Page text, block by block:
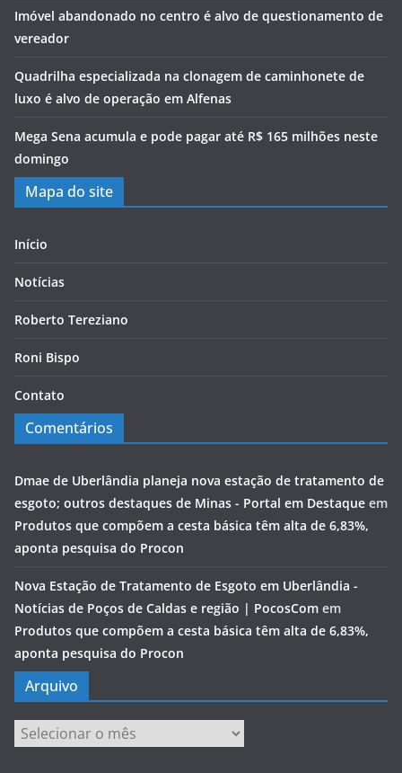
Imóvel abandonado no centro é alvo de questionamento de
vereador
Quadrilha especializada na clonagem de caminhonete de
luxo é alvo de operação em Alfenas
Mega Sena acumula e pode pagar até R$ 165 milhões neste
domingo
Mapa do site
Início
Notícias
Roberto Tereziano
Roni Bispo
Contato
Comentários
Dmae de Uberlândia planeja nova estação de tratamento de
esgoto; outros destaques de Minas - Portal em Destaque em
Produtos que compõem a cesta básica têm alta de 6,83%,
aponta pesquisa do Procon
Nova Estação de Tratamento de Esgoto em Uberlândia -
Notícias de Poços de Caldas e região | PocosCom em
Produtos que compõem a cesta básica têm alta de 6,83%,
aponta pesquisa do Procon
Arquivo
Arquivo